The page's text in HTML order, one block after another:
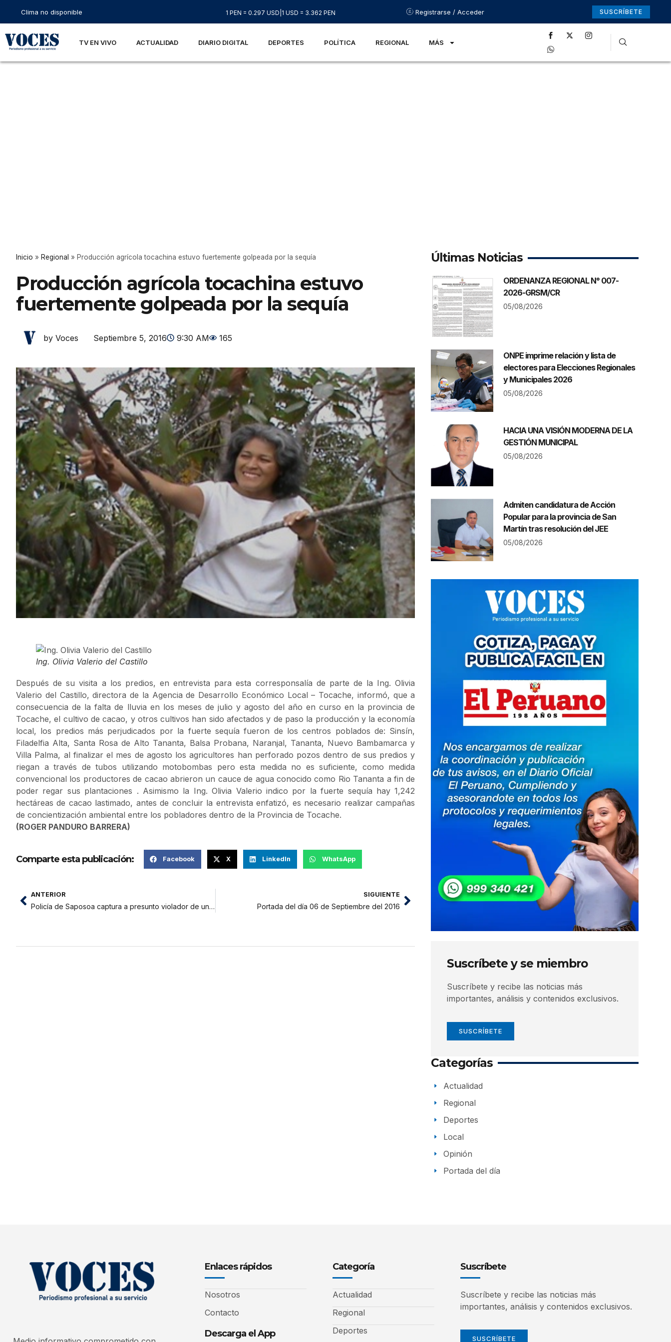
Clima no disponible 1 PEN = 0.297 USD 1 USD = 3.362 PEN Registrarse / Acceder SUSCRÍBETE
TV EN VIVO ACTUALIDAD DIARIO DIGITAL DEPORTES POLÍTICA REGIONAL MÁS
Inicio » Regional » Producción agrícola tocachina estuvo fuertemente golpeada por la sequía
Producción agrícola tocachina estuvo
fuertemente golpeada por la sequía
by Voces Septiembre 5, 2016 9:30 AM 165
Ing. Olivia Valerio del Castillo
Después de su visita a los predios, en entrevista para esta corresponsalía de parte de la Ing. Olivia
Valerio del Castillo, directora de la Agencia de Desarrollo Económico Local – Tocache, informó, que a
consecuencia de la falta de lluvia en los meses de julio y agosto del año en curso en la provincia de
Tocache, el cultivo de cacao, y otros cultivos han sido afectados y de paso la producción y la economía
local, los predios más perjudicados por la fuerte sequía fueron de los centros poblados de: Sinsín,
Filadelfia Alta, Santa Rosa de Alto Tananta, Balsa Probana, Naranjal, Tananta, Nuevo Bambamarca y
Villa Palma, al finalizar el mes de agosto los agricultores han perforado pozos dentro de sus predios y
riegan a través de tubos utilizando motobombas pero esta medida no es suficiente, como medida
convencional los productores de cacao abrieron un cauce de agua conocido como Rio Tananta a fin de
poder regar sus plantaciones . Asimismo la Ing. Olivia Valerio indico por la fuerte sequía hay 1,242
hectáreas de cacao lastimado, antes de concluir la entrevista enfatizó, es necesario realizar campañas
de concientización ambiental entre los pobladores dentro de la Provincia de Tocache.
(ROGER PANDURO BARRERA)
Comparte esta publicación: Facebook X LinkedIn WhatsApp
ANTERIOR
Policía de Saposoa captura a presunto violador de una menor de 4 años
SIGUIENTE
Portada del día 06 de Septiembre del 2016
Últimas Noticias
ORDENANZA REGIONAL N° 007-
2026-GRSM/CR
05/08/2026
ONPE imprime relación y lista de
electores para Elecciones Regionales
y Municipales 2026
05/08/2026
HACIA UNA VISIÓN MODERNA DE LA
GESTIÓN MUNICIPAL
05/08/2026
Admiten candidatura de Acción
Popular para la provincia de San
Martín tras resolución del JEE
05/08/2026
Suscríbete y se miembro
Suscríbete y recibe las noticias más
importantes, análisis y contenidos exclusivos.
SUSCRÍBETE
Categorías
Actualidad
Regional
Deportes
Local
Opinión
Portada del día
Enlaces rápidos
Nosotros
Contacto
Descarga el App
Categoría
Actualidad
Regional
Deportes
Suscríbete
Suscríbete y recibe las noticias más
importantes, análisis y contenidos exclusivos.
SUSCRÍBETE